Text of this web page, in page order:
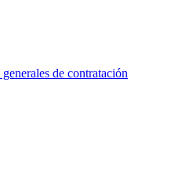
de contratación